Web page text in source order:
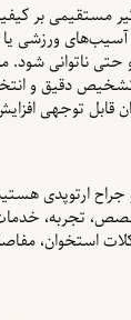
مستقیمی بر
آسیب‌های ورزشی
حتی ناتوانی
تشخیص دقیق و
قابل توجهی
ارتوپدی
تجربه،
استخوان،